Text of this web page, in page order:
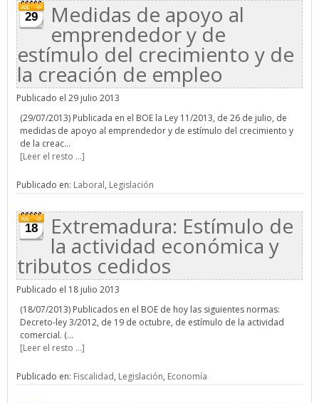
29 Medidas de apoyo al
emprendedor y de
estímulo del crecimiento y de
la creación de empleo
Publicado el 29 julio 2013
(29/07/2013) Publicada en el BOE la Ley 11/2013, de 26 de julio, de
medidas de apoyo al emprendedor y de estímulo del crecimiento y
de la creac...
[Leer el resto ...]
Publicado en: Laboral, Legislación
18 Extremadura: Estímulo de
la actividad económica y
tributos cedidos
Publicado el 18 julio 2013
(18/07/2013) Publicados en el BOE de hoy las siguientes normas:
Decreto-ley 3/2012, de 19 de octubre, de estímulo de la actividad
comercial. (...
[Leer el resto ...]
Publicado en: Fiscalidad, Legislación, Economía